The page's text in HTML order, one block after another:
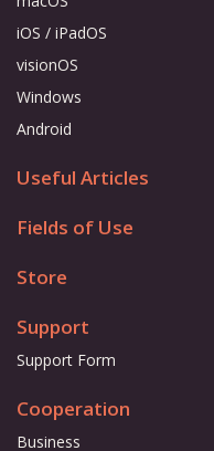
iOS / iPadOS
visionOS
Windows
Android
Useful Articles
Fields of Use
Store
Support
Support Form
Cooperation
Business